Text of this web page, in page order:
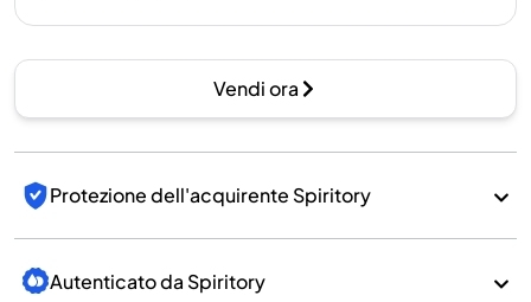
Vendi ora
Protezione dell'acquirente Spiritory
Autenticato da Spiritory